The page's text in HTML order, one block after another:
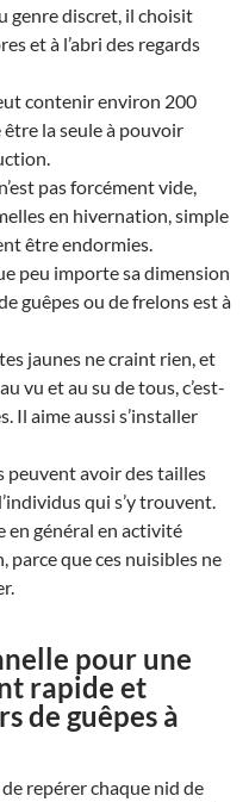
genre discret, il choisit
et à l’abri des regards
contenir environ 200
être la seule à pouvoir
pas forcément vide,
en hivernation, simple
être endormies.
peu importe sa dimension
guêpes ou de frelons est à
jaunes ne craint rien, et
vu et au su de tous, c’est-
Il aime aussi s’installer
peuvent avoir des tailles
qui s’y trouvent.
en général en activité
parce que ces nuisibles ne
pour une
rapide et
de guêpes à
repérer chaque nid de